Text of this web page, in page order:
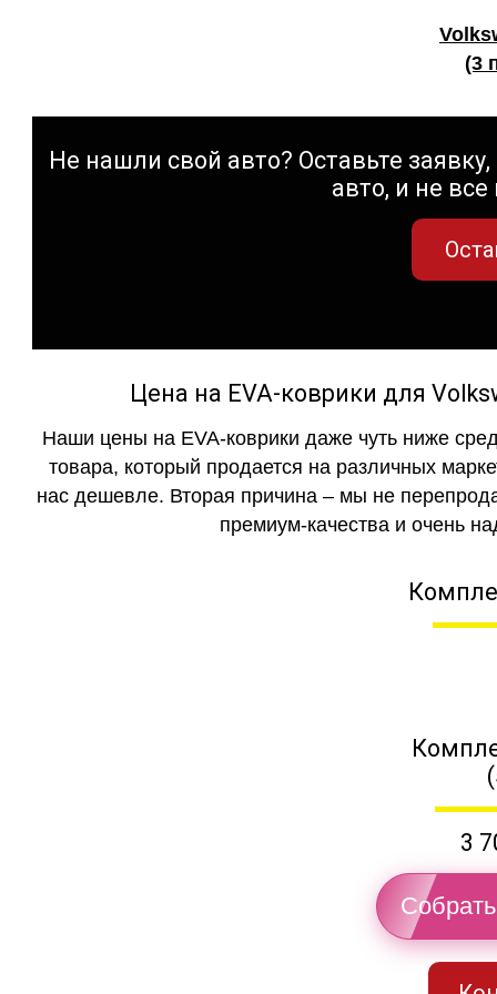
(3
Не нашли свой авто? Оставьте
авто, и не все
Цена на EVA-коврики для
Наши цены на EVA-коврики даже чуть ниже
товара, который продается на различных
нас дешевле. Вторая причина – мы не
премиум-качества и очень
3